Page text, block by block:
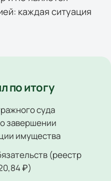
каждая ситуация
по итогу
суда
завершении
имущества
(реестр
₽)